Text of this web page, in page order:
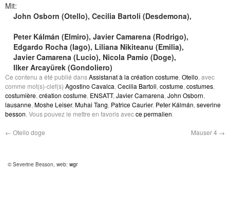
Mit:
John Osborn (Otello), Cecilia Bartoli (Desdemona),
Peter Kálmán (Elmiro), Javier Camarena (Rodrigo),
Edgardo Rocha (Iago), Liliana Nikiteanu (Emilia),
Javier Camarena (Lucio), Nicola Pamio (Doge),
Ilker Arcayürek (Gondoliero)
Ce contenu a été publié dansAssistanat à la création costume, Otello, avec
comme mot(s)-clef(s) Agostino Cavalca, Cecilia Bartoli, costume, costumes,
costumière, création costume, ENSATT, Javier Camarena, John Osborn,
lausanne, Moshe Leiser, Muhai Tang, Patrice Caurier, Peter Kálmán, severine
besson. Vous pouvez le mettre en favoris avecce permalien.
← Otello doge Mauser 4 →
© Severine Besson, web: wgr